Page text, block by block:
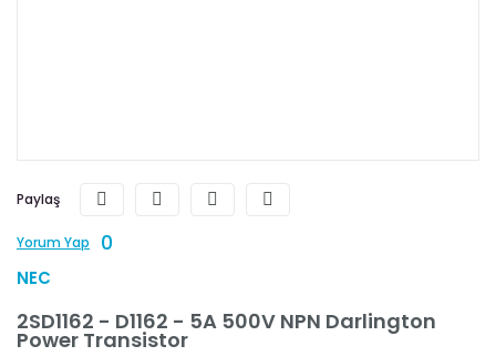
Paylaş
Yorum Yap 0
NEC
2SD1162 - D1162 - 5A 500V NPN Darlington
Power Transistor